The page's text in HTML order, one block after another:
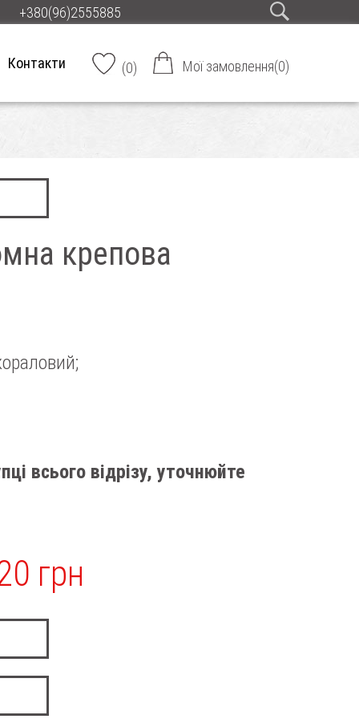
+380(96)2555885
Контакти (0) Мої замовлення(0)
крепова
всього відрізу, уточнюйте
грн